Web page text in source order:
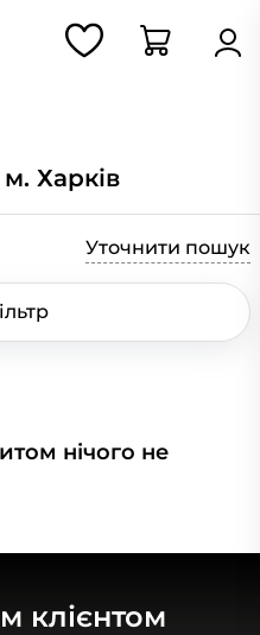
Харків
Уточнити пошук
нічого не
клієнтом